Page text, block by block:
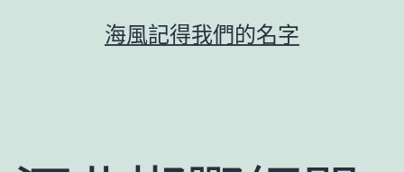
海風記得我們的名字